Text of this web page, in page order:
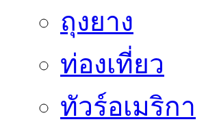
ถุงยาง
ท่องเที่ยว
ทัวร์อเมริกา